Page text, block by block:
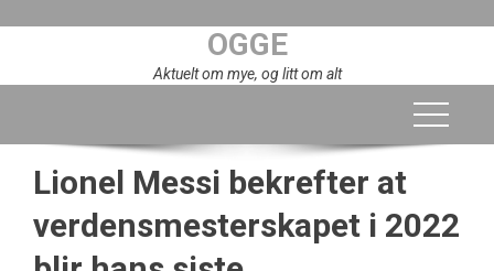
OGGE
Aktuelt om mye, og litt om alt
Lionel Messi bekrefter at
verdensmesterskapet i 2022